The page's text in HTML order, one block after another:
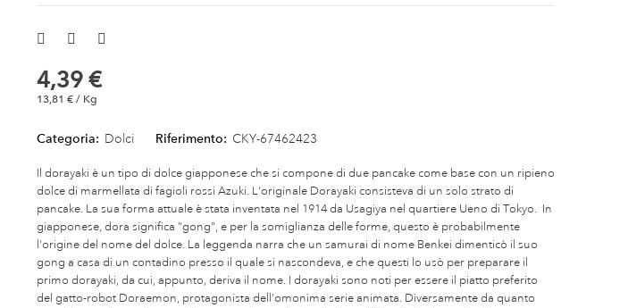
4,39 €
13,81 € / Kg
Categoria: Dolci Riferimento: CKY-67462423
Il dorayaki è un tipo di dolce giapponese che si compone di due pancake come base con un ripieno
dolce di marmellata di fagioli rossi Azuki. L'originale Dorayaki consisteva di un solo strato di
pancake. La sua forma attuale è stata inventata nel 1914 da Usagiya nel quartiere Ueno di Tokyo. In
giapponese, dora significa "gong", e per la somiglianza delle forme, questo è probabilmente
l'origine del nome del dolce. La leggenda narra che un samurai di nome Benkei dimenticò il suo
gong a casa di un contadino presso il quale si nascondeva, e che questi lo usò per preparare il
primo dorayaki, da cui, appunto, deriva il nome. I dorayaki sono noti per essere il piatto preferito
del gatto-robot Doraemon, protagonista dell'omonima serie animata. Diversamente da quanto